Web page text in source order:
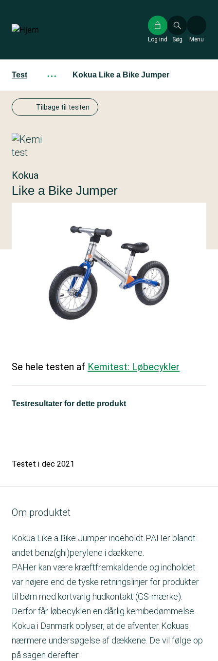
hovedindhold
Søg
Log ind Menu
Test ··· Kokua Like a Bike Jumper
Tilbage til testen
Kokua
Like a Bike Jumper
Se hele testen af Kemitest: Løbecykler
Testresultater for dette produkt
Testet i dec 2021
Om produktet
Kokua Like a Bike Jumper indeholdt PAHer blandt
andet benz(ghi)perylene i dækkene.
PAHer kan være kræftfremkaldende og indholdet
var højere end de tyske retningslinjer for produkter
til børn med kortvarig hudkontakt (GS-mærke).
Derfor får løbecyklen en dårlig kemibedømmelse.
Kokua i Danmark oplyser, at de afventer Kokuas
nærmere undersøgelse af dækkene. De vil følge op
på sagen derefter.